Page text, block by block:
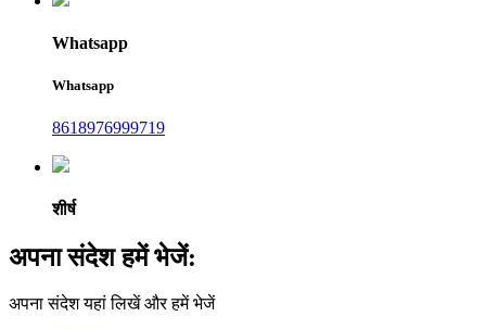
Whatsapp
Whatsapp
8618976999719
शीर्ष
अपना संदेश हमें भेजें:
अपना संदेश यहां लिखें और हमें भेजें